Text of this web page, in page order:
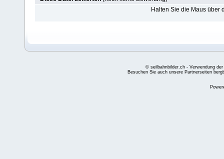
Halten Sie die Maus über
© seilbahnbilder.ch - Verwendung
Besuchen Sie auch unsere Partnerseiten